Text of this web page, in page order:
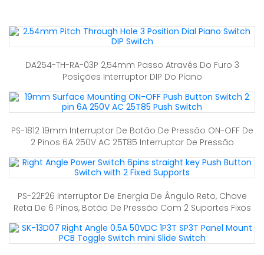
DA254-TH-RA-03P 2,54mm Passo Através Do Furo 3
Posições Interruptor DIP Do Piano
PS-1812 19mm Interruptor De Botão De Pressão ON-OFF De
2 Pinos 6A 250V AC 25T85 Interruptor De Pressão
PS-22F26 Interruptor De Energia De Ângulo Reto, Chave
Reta De 6 Pinos, Botão De Pressão Com 2 Suportes Fixos